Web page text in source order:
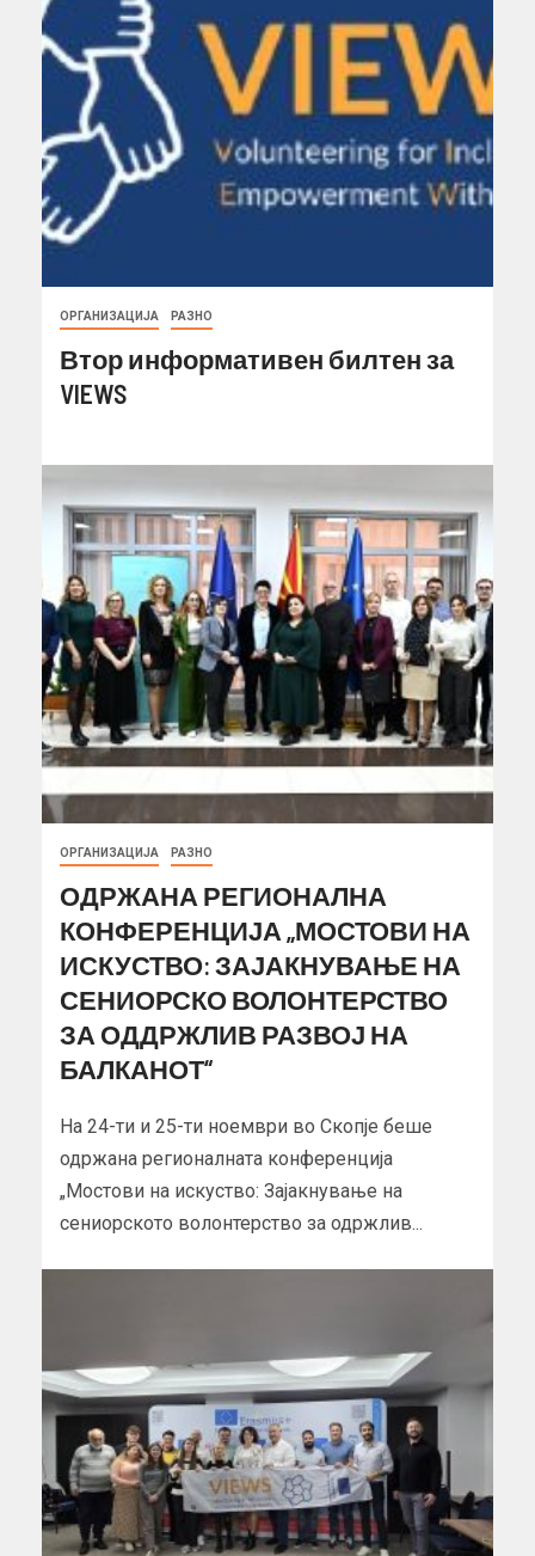
ОРГАНИЗАЦИЈА РАЗНО
Втор информативен билтен за
VIEWS
ОРГАНИЗАЦИЈА РАЗНО
ОДРЖАНА РЕГИОНАЛНА
КОНФЕРЕНЦИЈА „МОСТОВИ НА
ИСКУСТВО: ЗАЈАКНУВАЊЕ НА
СЕНИОРСКО ВОЛОНТЕРСТВО
ЗА ОДДРЖЛИВ РАЗВОЈ НА
БАЛКАНОТ“
На 24-ти и 25-ти ноември во Скопје беше
одржана регионалната конференција
„Мостови на искуство: Зајакнување на
сениорското волонтерство за одржлив...